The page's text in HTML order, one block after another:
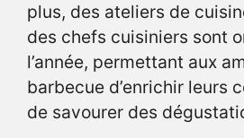
plus, des ateliers de
des chefs cuisiniers sont
l’année, permettant aux
barbecue d’enrichir leurs
de savourer des